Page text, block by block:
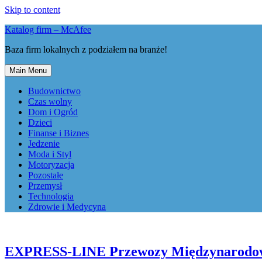
Skip to content
Katalog firm – McAfee
Baza firm lokalnych z podziałem na branże!
Main Menu
Budownictwo
Czas wolny
Dom i Ogród
Dzieci
Finanse i Biznes
Jedzenie
Moda i Styl
Motoryzacja
Pozostałe
Przemysł
Technologia
Zdrowie i Medycyna
EXPRESS-LINE Przewozy